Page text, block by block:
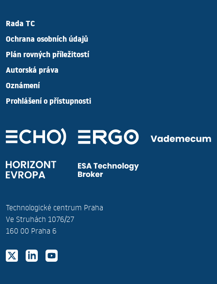
Rada TC
Ochrana osobních údajů
Plán rovných příležitostí
Autorská práva
Oznámení
Prohlášení o přístupnosti
Technologické centrum Praha
Ve Struhách 1076/27
160 00 Praha 6